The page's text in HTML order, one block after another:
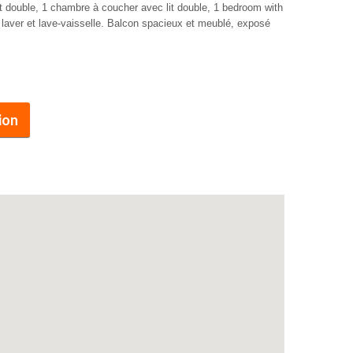
1 chambre à coucher avec lit double, 1 bedroom with
et lave-vaisselle. Balcon spacieux et meublé, exposé